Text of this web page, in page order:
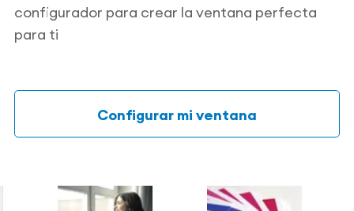
configurador para crear la ventana perfecta
para ti
Configurar mi ventana